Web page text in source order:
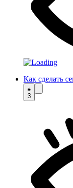
Как сделать
3